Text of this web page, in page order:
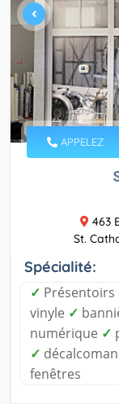
APPELEZ
463
St.
Spécialité:
✓ Présentoirs
vinyle ✓
numérique ✓
✓
fenêtres